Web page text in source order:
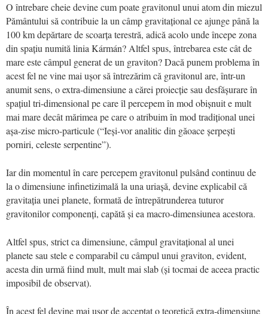
O întrebare cheie devine cum poate gravitonul unui atom din miezul
Pământului să contribuie la un câmp gravitațional ce ajunge până la
100 km depărtare de scoarța terestră, adică acolo unde începe zona
din spațiu numită linia Kármán? Altfel spus, întrebarea este cât de
mare este câmpul generat de un graviton? Dacă punem problema în
acest fel ne vine mai ușor să întrezărim că gravitonul are, într-un
anumit sens, o extra-dimensiune a cărei proiecție sau desfășurare în
spațiul tri-dimensional pe care îl percepem în mod obișnuit e mult
mai mare decât mărimea pe care o atribuim în mod tradițional unei
așa-zise micro-particule (“Ieși-vor analitic din găoace șerpești
porniri, celeste serpentine”).
Iar din momentul în care percepem gravitonul pulsând continuu de
la o dimensiune infinetizimală la una uriașă, devine explicabil că
gravitația unei planete, formată de întrepătrunderea tuturor
gravitonilor componenți, capătă și ea macro-dimensiunea acestora.
Altfel spus, strict ca dimensiune, câmpul gravitațional al unei
planete sau stele e comparabil cu câmpul unui graviton, evident,
acesta din urmă fiind mult, mult mai slab (și tocmai de aceea practic
imposibil de observat).
În acest fel devine mai ușor de acceptat o teoretică extra-dimensiune